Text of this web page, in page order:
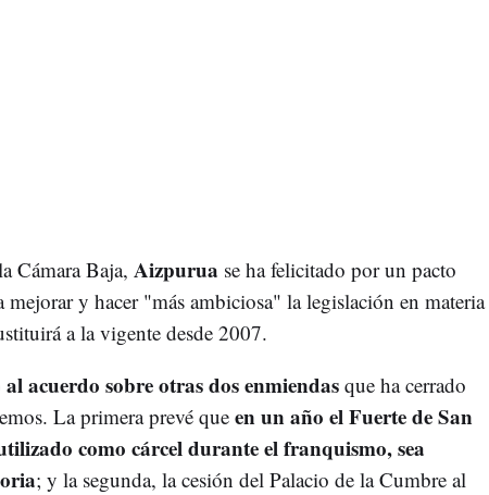
Cámara Baja, Aizpurua se ha felicitado por un pacto
y hacer "más ambiciosa" la legislación en materia
a la vigente desde 2007.
acuerdo sobre otras dos enmiendas que ha cerrado
La primera prevé que en un año el Fuerte de San
como cárcel durante el franquismo, sea
; y la segunda, la cesión del Palacio de la Cumbre al